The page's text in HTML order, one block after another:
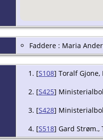
Faddere : Maria
[S108] Toralf Gjone,
[S425]
[S428]
[S518] Gard Strøm.,